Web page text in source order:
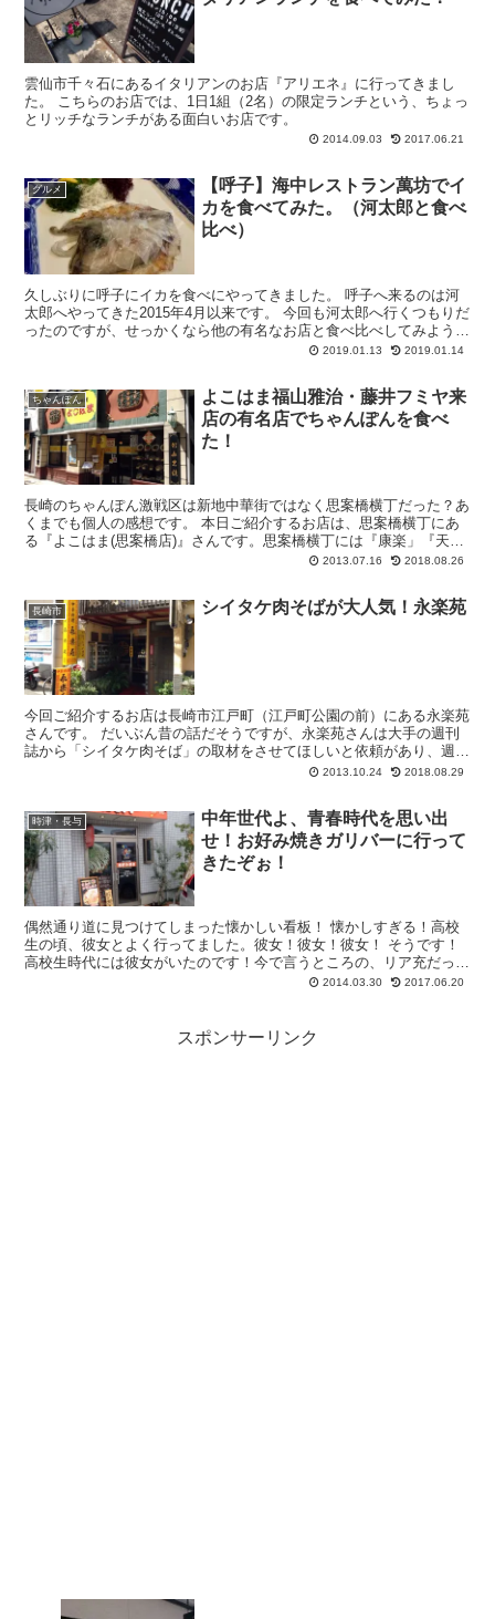
雲仙市千々石にあるイタリアンのお店『アリエネ』に行ってきまし
た。 こちらのお店では、1日1組（2名）の限定ランチという、ちょっ
とリッチなランチがある面白いお店です。
2014.09.03 2017.06.21
グルメ
【呼子】海中レストラン萬坊でイ
カを食べてみた。（河太郎と食べ
比べ）
久しぶりに呼子にイカを食べにやってきました。 呼子へ来るのは河
太郎へやってきた2015年4月以来です。 今回も河太郎へ行くつもりだ
ったのですが、せっかくなら他の有名なお店と食べ比べしてみよう！
ということになり、海中レストランで有名な...2019.01.13 2019.01.14
ちゃんぽん
よこはま福山雅治・藤井フミヤ来
店の有名店でちゃんぽんを食べ
た！
長崎のちゃんぽん激戦区は新地中華街ではなく思案橋横丁だった？あ
くまでも個人の感想です。 本日ご紹介するお店は、思案橋横丁にあ
る『よこはま(思案橋店)』さんです。思案橋横丁には『康楽」『天天
2013.07.16 2018.08.26
長崎市 シイタケ肉そばが大人気！永楽苑
今回ご紹介するお店は長崎市江戸町（江戸町公園の前）にある永楽苑
さんです。 だいぶん昔の話だそうですが、永楽苑さんは大手の週刊
誌から「シイタケ肉そば」の取材をさせてほしいと依頼があり、週刊
誌に「シイタケ肉そば」のことが掲載された...2013.10.24 2018.08.29
時津・長与
中年世代よ、青春時代を思い出
せ！お好み焼きガリバーに行って
きたぞぉ！
偶然通り道に見つけてしまった懐かしい看板！ 懐かしすぎる！高校
生の頃、彼女とよく行ってました。彼女！彼女！彼女！ そうです！
高校生時代には彼女がいたのです！今で言うところの、リア充だった
2014.03.30 2017.06.20
スポンサーリンク